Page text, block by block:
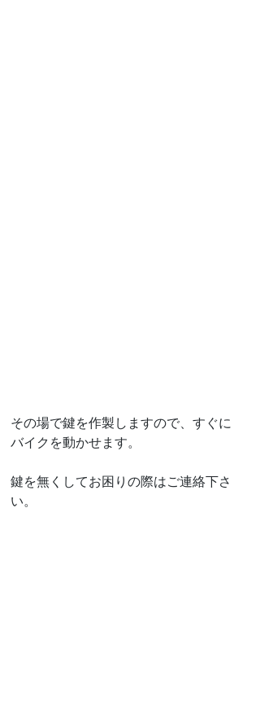
その場で鍵を作製しますので、すぐに
バイクを動かせます。
鍵を無くしてお困りの際はご連絡下さ
い。